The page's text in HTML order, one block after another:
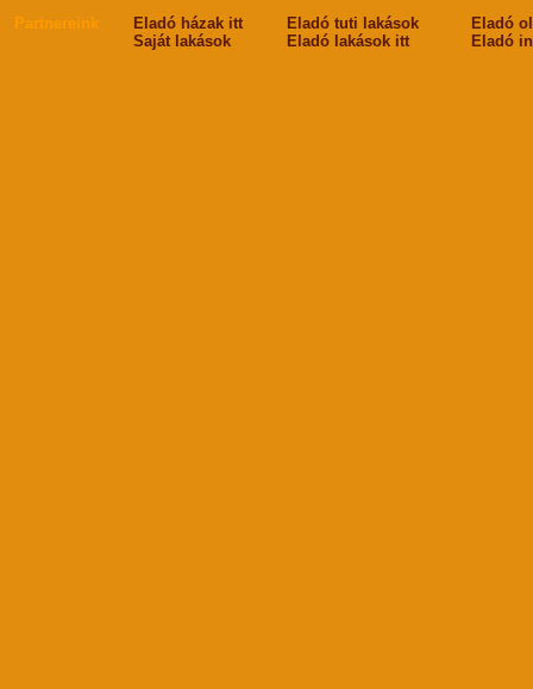
Partnereink Eladó házak itt Eladó tuti lakások
Eladó
Saját lakások
Eladó lakások itt Eladó